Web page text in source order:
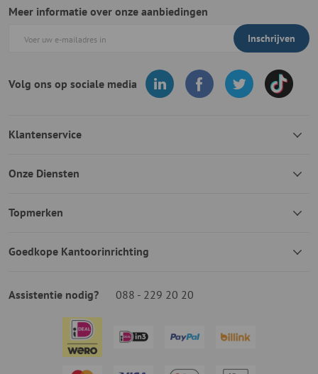
Meer informatie over onze aanbiedingen
Inschrijven
Volg ons op sociale media
Klantenservice
Onze Diensten
Topmerken
Goedkope Kantoorinrichting
Assistentie nodig? 088 - 229 20 20